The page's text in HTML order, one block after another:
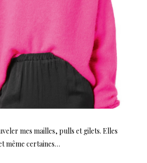
mes mailles, pulls et gilets. Elles
même certaines…